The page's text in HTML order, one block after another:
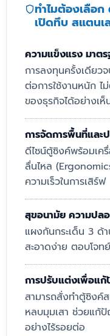
ทำไมต้องเลือ
เปิดทึบ สแตนเ
ความแข็งแรง มาตร
การลงทุนครั้งเดีย
ต่อการใช้งานหนัก
ของธุรกิจได้อย่างเห็
การจัดการพื้นที่และ
ดีไซน์ตู้ซิงค์พร้อมเค
ลื่นไหล
ความเร็วในการเสิร์ฟ
สุขอนามัย ความปล
แผงกันกระเด็น 3 ด้
สะอาดง่าย ตอบโจท
การปรับแต่งเพื่อแ
สามารถสั่งทำตู้ซิง
หลบมุมเสา ช่วยแก้
อย่างไร้รอยต่อ